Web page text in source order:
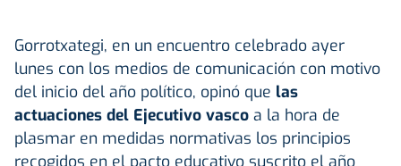
Gorrotxategi, en un encuentro celebrado ayer
lunes con los medios de comunicación con motivo
del inicio del año político, opinó que las
actuaciones del Ejecutivo vasco a la hora de
plasmar en medidas normativas los principios
recogidos en el pacto educativo suscrito el año